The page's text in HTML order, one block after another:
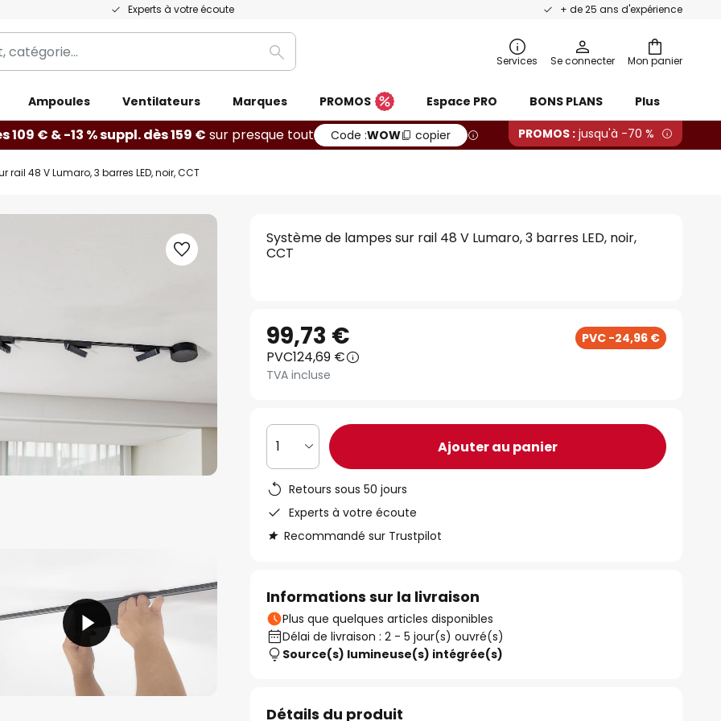
Experts à votre écoute + de 25 ans d'expérience
Mon panier
Rechercher Services Se connecter
Ampoules Ventilateurs Marques PROMOS Espace PRO BONS PLANS Plus
109 € & -13 % suppl. dès 159 € sur presque tout Code :WOW copier PROMOS : jusqu'à -70 %
48 V Lumaro, 3 barres LED, noir, CCT
Système de lampes sur rail 48 V Lumaro, 3 barres LED, noir,
CCT
99,73 € PVC -24,96 €
PVC124,69 €
TVA incluse
1 Ajouter au panier
Retours sous 50 jours
Experts à votre écoute
Recommandé sur Trustpilot
Informations sur la livraison
Plus que quelques articles disponibles
Délai de livraison : 2 - 5 jour(s) ouvré(s)
Source(s) lumineuse(s) intégrée(s)
Détails du produit